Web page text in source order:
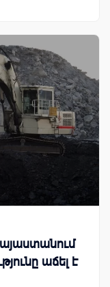
աճել է